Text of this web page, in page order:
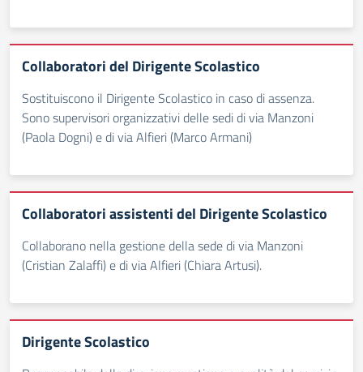
Collaboratori del Dirigente Scolastico
Sostituiscono il Dirigente Scolastico in caso di assenza.
Sono supervisori organizzativi delle sedi di via Manzoni
(Paola Dogni) e di via Alfieri (Marco Armani)
Collaboratori assistenti del Dirigente Scolastico
Collaborano nella gestione della sede di via Manzoni
(Cristian Zalaffi) e di via Alfieri (Chiara Artusi).
Dirigente Scolastico